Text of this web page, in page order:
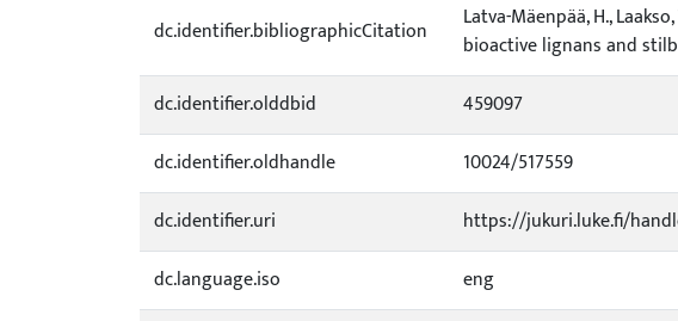
dc.identifier.bibliographicCitation
Latva-Mäenpää, H.,
bioactive lignans and
dc.identifier.olddbid
459097
dc.identifier.oldhandle
10024/517559
dc.identifier.uri
https://jukuri.luke.fi/
dc.language.iso
eng